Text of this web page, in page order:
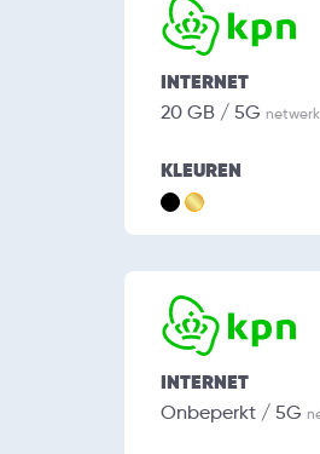
INTERNET
20 GB / 5G netwerk
KLEUREN
INTERNET
Onbeperkt / 5G